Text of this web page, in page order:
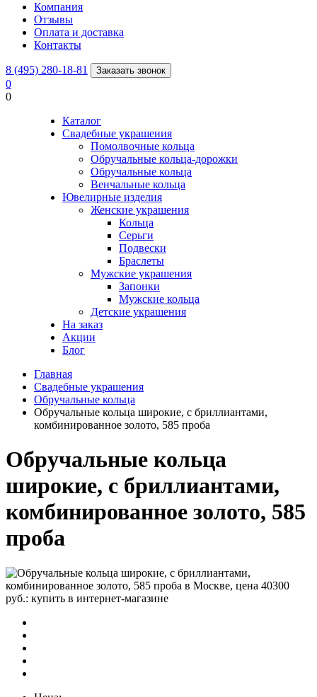
Компания
Отзывы
Оплата и доставка
Контакты
8 (495) 280-18-81 Заказать звонок
0
0
Каталог
Свадебные украшения
Помолвочные кольца
Обручальные кольца-дорожки
Обручальные кольца
Венчальные кольца
Ювелирные изделия
Женские украшения
Кольца
Серьги
Подвески
Браслеты
Мужские украшения
Запонки
Мужские кольца
Детские украшения
На заказ
Акции
Блог
Главная
Свадебные украшения
Обручальные кольца
Обручальные кольца широкие, с бриллиантами,
комбинированное золото, 585 проба
Обручальные кольца
широкие, с бриллиантами,
комбинированное золото, 585
проба